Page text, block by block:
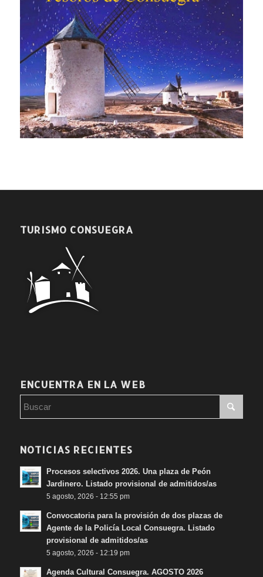
TURISMO CONSUEGRA
ENCUENTRA EN LA WEB
NOTICIAS RECIENTES
Procesos selectivos 2026. Una plaza de Peón
Jardinero. Listado provisional de admitidos/as
5 agosto, 2026 - 12:55 pm
Convocatoria para la provisión de dos plazas de
Agente de la Policía Local Consuegra. Listado
provisional de admitidos/as
5 agosto, 2026 - 12:19 pm
Agenda Cultural Consuegra. AGOSTO 2026